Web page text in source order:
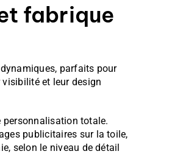
fabrique
parfaits pour
et leur design
personnalisation totale.
publicitaires sur la toile,
selon le niveau de détail